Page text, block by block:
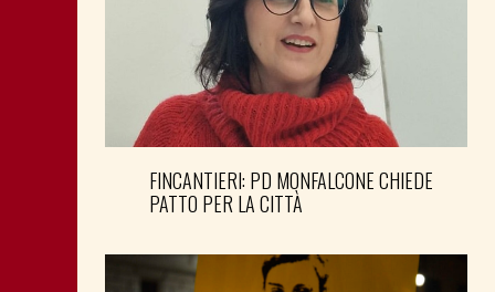
FINCANTIERI: PD MONFALCONE CHIEDE
PATTO PER LA CITTÀ